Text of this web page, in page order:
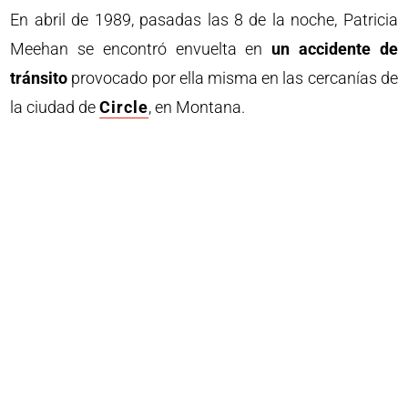
En abril de 1989, pasadas las 8 de la noche, Patricia
Meehan se encontró envuelta en un accidente de
tránsito provocado por ella misma en las cercanías de
la ciudad deCircle, en Montana.